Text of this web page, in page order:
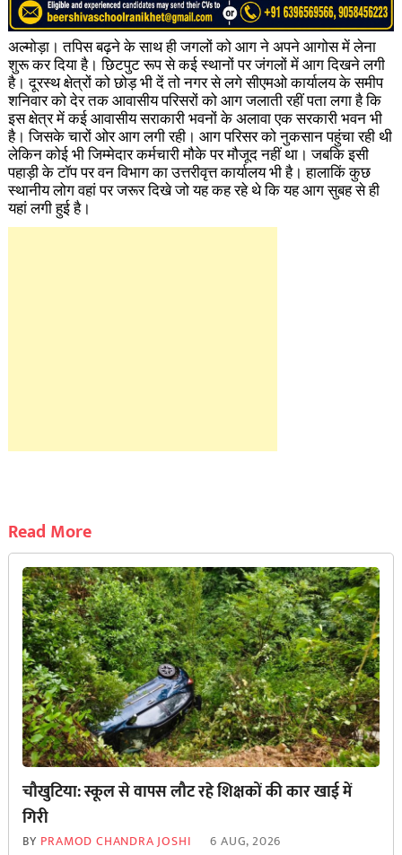
अल्मोड़ा। तपिस बढ़ने के साथ ही जगलों को आग ने अपने आगोस में लेना
शुरू कर दिया है। छिटपुट रूप से कई स्थानों पर जंगलों में आग दिखने लगी
है। दूरस्थ क्षेत्रों को छोड़ भी दें तो नगर से लगे सीएमओ कार्यालय के समीप
शनिवार को देर तक आवासीय परिसरों को आग जलाती रहीं पता लगा है कि
इस क्षेत्र में कई आवासीय सराकारी भवनों के अलावा एक सरकारी भवन भी
है। जिसके चारों ओर आग लगी रही। आग परिसर को नुकसान पहुंचा रही थी
लेकिन कोई भी जिम्मेदार कर्मचारी मौके पर मौजूद नहीं था। जबकि इसी
पहाड़ी के टॉप पर वन विभाग का उत्तरीवृत्त कार्यालय भी है। हालाकिं कुछ
स्थानीय लोग वहां पर जरूर दिखे जो यह कह रहे थे कि यह आग सुबह से ही
यहां लगी हुई है।
Read More
चौखुटिया: स्कूल से वापस लौट रहे शिक्षकों की कार खाई में
गिरी
BY PRAMOD CHANDRA JOSHI 6 AUG, 2026